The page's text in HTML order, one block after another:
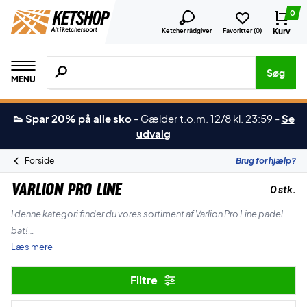
Ketcher rådgiver Favoritter (0)
0
Kurv
MENU
Søg efter produkter, mærker etc.
Søg
👟 Spar 20% på alle sko - Gælder t.o.m. 12/8 kl. 23:59 -Se
udvalg
Forside Brug for hjælp?
Varlion Pro Line 0 stk.
I denne kategori finder du vores sortiment af Varlion Pro Line padel
bat!
Læs mere
Filtre